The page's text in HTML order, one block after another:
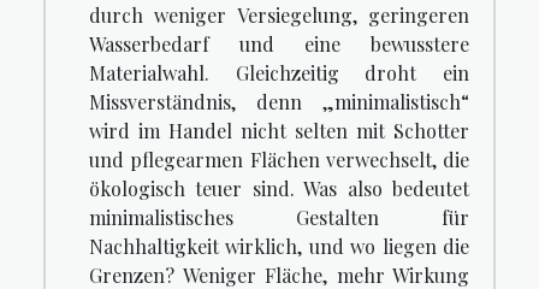
durch weniger Versiegelung, geringeren
Wasserbedarf und eine bewusstere
Materialwahl. Gleichzeitig droht ein
Missverständnis, denn „minimalistisch“
wird im Handel nicht selten mit Schotter
und pflegearmen Flächen verwechselt, die
ökologisch teuer sind. Was also bedeutet
minimalistisches Gestalten für
Nachhaltigkeit wirklich, und wo liegen die
Grenzen? Weniger Fläche, mehr Wirkung